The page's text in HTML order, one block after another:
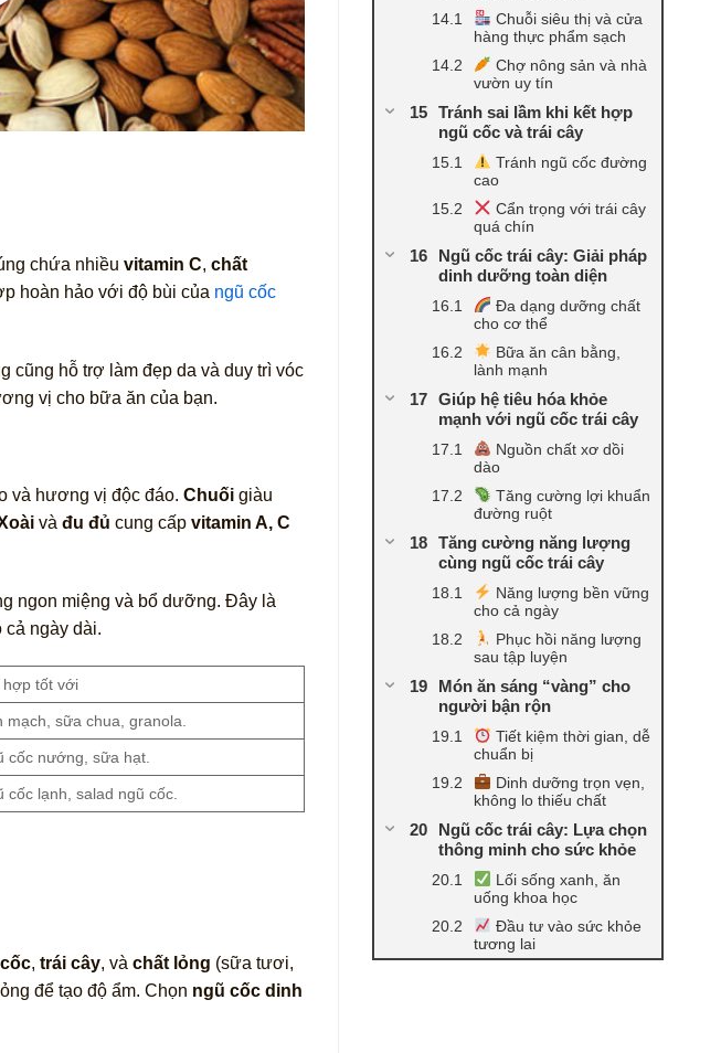
chứa nhiều vitamin C, chất
hoàn hảo với độ bùi của ngũ cốc
cũng hỗ trợ làm đẹp da và duy trì vóc
vị cho bữa ăn của bạn.
và hương vị độc đáo. Chuối giàu
và đu đủ cung cấp vitamin A, C
ngon miệng và bổ dưỡng. Đây là
cả ngày dài.
hợp tốt với
mạch, sữa chua, granola.
cốc nướng, sữa hạt.
cốc lạnh, salad ngũ cốc.
, trái cây, và chất lỏng (sữa tươi,
để tạo độ ẩm. Chọn ngũ cốc dinh
Chuỗi siêu thị và cửa
hàng thực phẩm sạch
Chợ nông sản và nhà
vườn uy tín
Tránh sai lầm khi kết hợp
ngũ cốc và trái cây
Tránh ngũ cốc đường
cao
Cẩn trọng với trái cây
quá chín
Ngũ cốc trái cây: Giải pháp
dinh dưỡng toàn diện
Đa dạng dưỡng chất
cho cơ thể
Bữa ăn cân bằng,
lành mạnh
Giúp hệ tiêu hóa khỏe
mạnh với ngũ cốc trái cây
Nguồn chất xơ dồi
dào
Tăng cường lợi khuẩn
đường ruột
Tăng cường năng lượng
cùng ngũ cốc trái cây
Năng lượng bền vững
cho cả ngày
Phục hồi năng lượng
sau tập luyện
Món ăn sáng “vàng” cho
người bận rộn
Tiết kiệm thời gian, dễ
chuẩn bị
Dinh dưỡng trọn vẹn,
không lo thiếu chất
Ngũ cốc trái cây: Lựa chọn
thông minh cho sức khỏe
Lối sống xanh, ăn
uống khoa học
Đầu tư vào sức khỏe
tương lai